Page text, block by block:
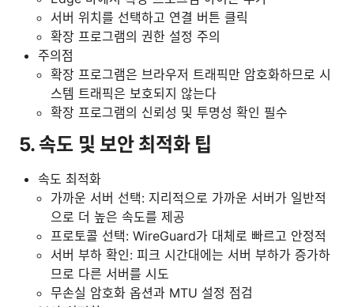
서버 위치를 선택하고 연결 버튼 클릭
확장 프로그램의 권한 설정 주의
주의점
확장 프로그램은 브라우저 트래픽만 암호화하므로 시
스템 트래픽은 보호되지 않는다
확장 프로그램의 신뢰성 및 투명성 확인 필수
5. 속도 및 보안 최적화 팁
속도 최적화
가까운 서버 선택: 지리적으로 가까운 서버가 일반적
으로 더 높은 속도를 제공
프로토콜 선택: WireGuard가 대체로 빠르고 안정적
서버 부하 확인: 피크 시간대에는 서버 부하가 증가하
므로 다른 서버를 시도
무손실 암호화 옵션과 MTU 설정 점검